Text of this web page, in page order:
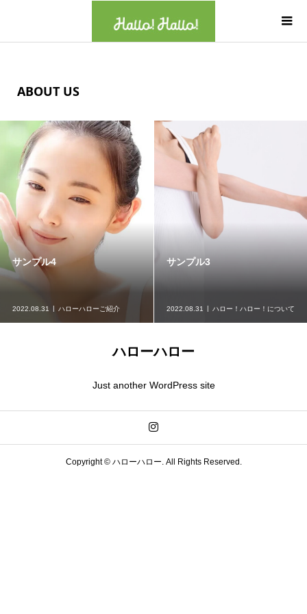
ABOUT US
サンプル4
2022.08.31 ハローハローご紹介
サンプル3
2022.08.31 ハロー！ハロー！について
ハローハロー
Just another WordPress site
Copyright ©ハローハロー. All Rights Reserved.